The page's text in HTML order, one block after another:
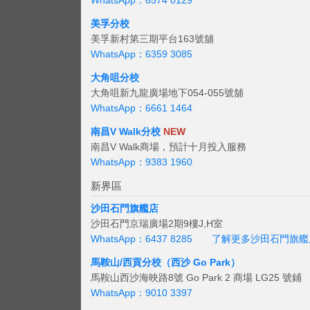
美孚分校
美孚新村第三期平台163號舖
WhatsApp：6359 3085
大角咀分校
大角咀新九龍廣場地下054-055號舖
WhatsApp：6661 1464
南昌V Walk分校 NEW
南昌V Walk商場，預計十月投入服務
WhatsApp：9383 1960
新界區
沙田石門旗艦店
沙田石門京瑞廣場2期9樓J,H室
WhatsApp：6437 8285
了解更多沙田石門旗
馬鞍山/西貢分校（西沙 Go Park）
馬鞍山西沙海映路8號 Go Park 2 商場 LG25 號鋪
WhatsApp：9010 3397